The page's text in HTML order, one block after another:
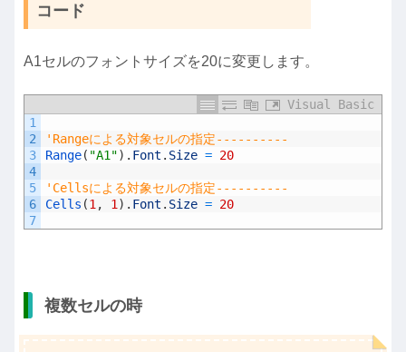
コード
A1セルのフォントサイズを20に変更します。
Visual Basic
1
2
3
4
5
6
7
'Rangeによる対象セルの指定----------
Range( "A1") . Font . Size = 20
'Cellsによる対象セルの指定----------
Cells (1, 1) . Font . Size = 20
複数セルの時